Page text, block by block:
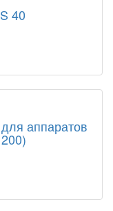
40
аппаратов